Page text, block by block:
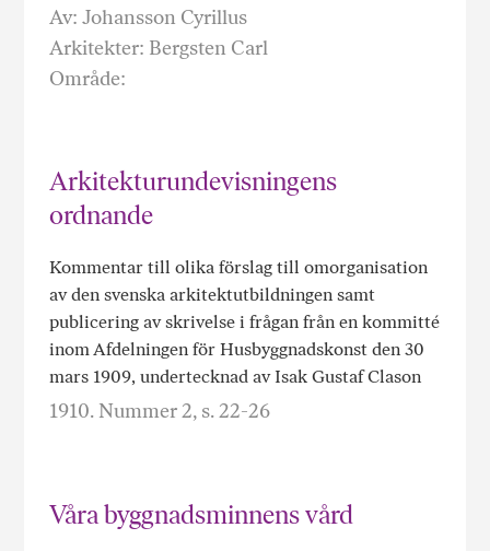
Av: Johansson Cyrillus
Arkitekter: Bergsten Carl
Område:
Arkitekturundevisningens
ordnande
Kommentar till olika förslag till omorganisation
av den svenska arkitektutbildningen samt
publicering av skrivelse i frågan från en kommitté
inom Afdelningen för Husbyggnadskonst den 30
mars 1909, undertecknad av Isak Gustaf Clason
1910. Nummer 2, s. 22-26
Våra byggnadsminnens vård